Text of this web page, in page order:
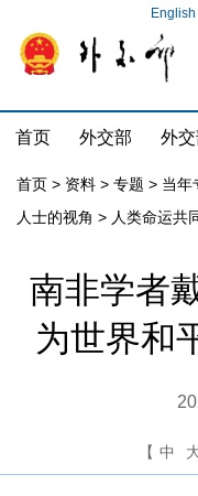
English
首页 外交部 外
首页 > 资料 > 专题 > 当年
人士的视角 > 人类命运共
南非学者
为世界和
【 中